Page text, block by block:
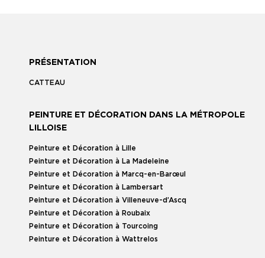
PRÉSENTATION
CATTEAU
PEINTURE ET DÉCORATION DANS LA MÉTROPOLE
LILLOISE
Peinture et Décoration à Lille
Peinture et Décoration à La Madeleine
Peinture et Décoration à Marcq-en-Barœul
Peinture et Décoration à Lambersart
Peinture et Décoration à Villeneuve-d’Ascq
Peinture et Décoration à Roubaix
Peinture et Décoration à Tourcoing
Peinture et Décoration à Wattrelos